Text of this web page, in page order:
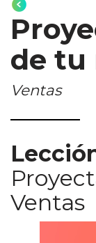
de tu
Ventas
Ventas